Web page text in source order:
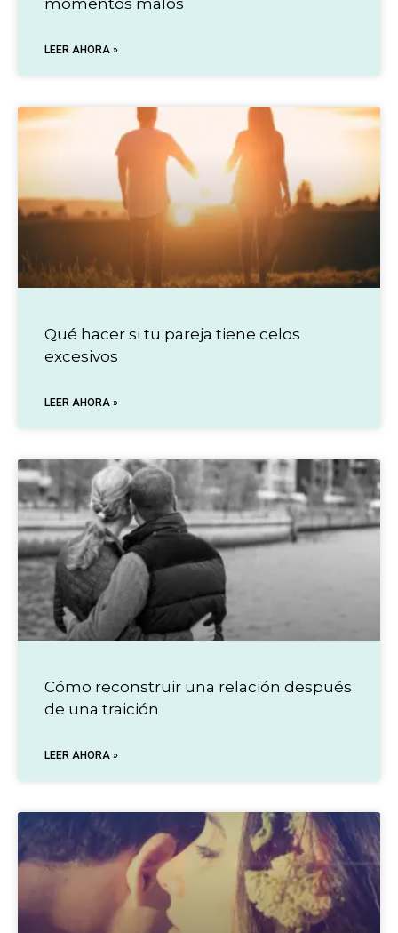
momentos malos
LEER AHORA »
Qué hacer si tu pareja tiene celos
excesivos
LEER AHORA »
Cómo reconstruir una relación después
de una traición
LEER AHORA »